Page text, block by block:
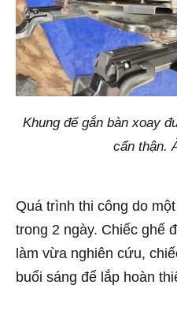
Khung đế gắn bàn xoay
cẩn thận.
Quá trình thi công do
trong 2 ngày. Chiếc ghế
làm vừa nghiên cứu,
buổi sáng để lắp hoàn